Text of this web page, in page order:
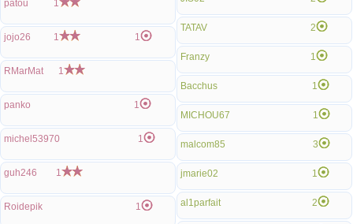
patou 1
jojo26 1 1
RMarMat 1
panko 1
michel53970 1
guh246 1
Roidepik 1
TATAV 2
Franzy 1
Bacchus 1
MICHOU67 1
malcom85 3
jmarie02 1
al1parfait 2